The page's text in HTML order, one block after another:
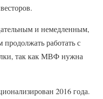
и немедленным,
работать с
так как МВФ нужна
2016 года.